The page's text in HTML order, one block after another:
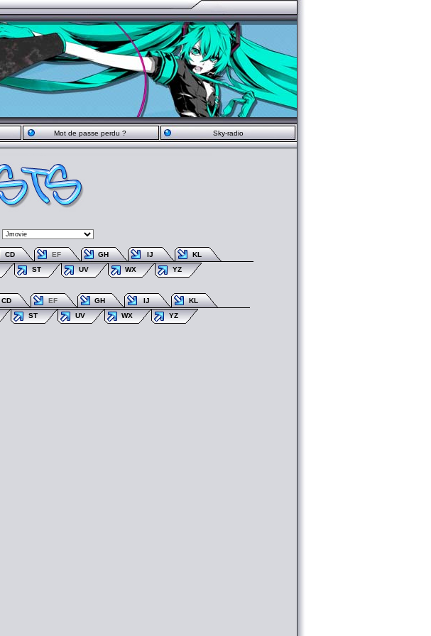
Mot de passe perdu ? Sky-radio
CD EF GH IJ
KL
ST UV WX YZ
CD EF GH IJ
KL
ST UV WX YZ